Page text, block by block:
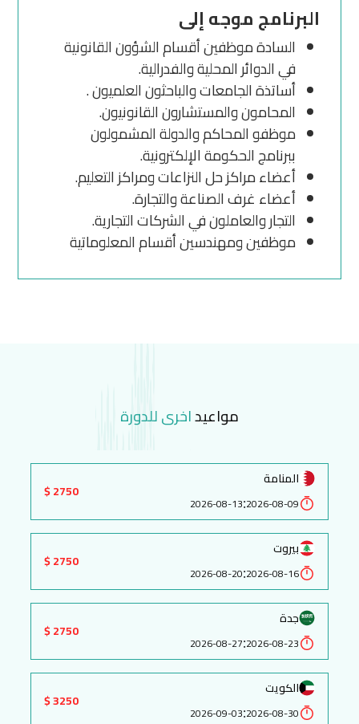
البرنامج موجه إلى
السادة موظفين أقسام الشؤون القانونية
في الدوائر المحلية والفدرالية.
أساتذة الجامعات والباحثون العلميون .
المحامون والمستشارون القانونيون.
موظفو المحاكم والدولة المشمولون
ببرنامج الحكومة الإلكترونية.
أعضاء مراكز حل النزاعات ومراكز التعليم.
أعضاء غرف الصناعة والتجارة.
التجار والعاملون في الشركات التجارية.
موظفين ومهندسين أقسام المعلوماتية
مواعيداخرى للدورة
المنامة
2026-08-09
:
2026-08-13
2750 $
بيروت
2026-08-16
:
2026-08-20
2750 $
جدة
2026-08-23
:
2026-08-27
2750 $
الكويت
2026-08-30
:
2026-09-03
3250 $